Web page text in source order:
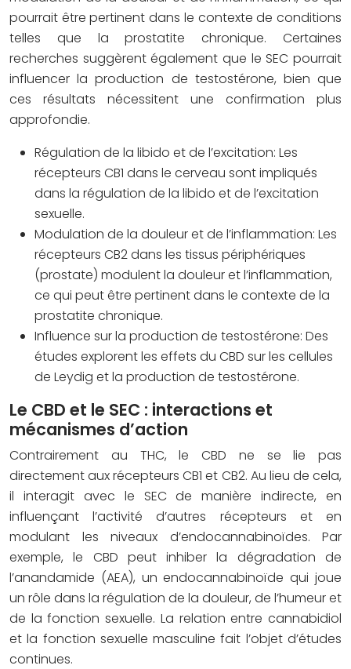
pourrait être pertinent dans le contexte de conditions
telles que la prostatite chronique. Certaines
recherches suggèrent également que le SEC pourrait
influencer la production de testostérone, bien que
ces résultats nécessitent une confirmation plus
approfondie.
Régulation de la libido et de l’excitation: Les
récepteurs CB1 dans le cerveau sont impliqués
dans la régulation de la libido et de l’excitation
sexuelle.
Modulation de la douleur et de l’inflammation: Les
récepteurs CB2 dans les tissus périphériques
(prostate) modulent la douleur et l’inflammation,
ce qui peut être pertinent dans le contexte de la
prostatite chronique.
Influence sur la production de testostérone: Des
études explorent les effets du CBD sur les cellules
de Leydig et la production de testostérone.
Le CBD et le SEC : interactions et
mécanismes d’action
Contrairement au THC, le CBD ne se lie pas
directement aux récepteurs CB1 et CB2. Au lieu de cela,
il interagit avec le SEC de manière indirecte, en
influençant l’activité d’autres récepteurs et en
modulant les niveaux d’endocannabinoïdes. Par
exemple, le CBD peut inhiber la dégradation de
l’anandamide (AEA), un endocannabinoïde qui joue
un rôle dans la régulation de la douleur, de l’humeur et
de la fonction sexuelle. La relation entre cannabidiol
et la fonction sexuelle masculine fait l’objet d’études
continues.